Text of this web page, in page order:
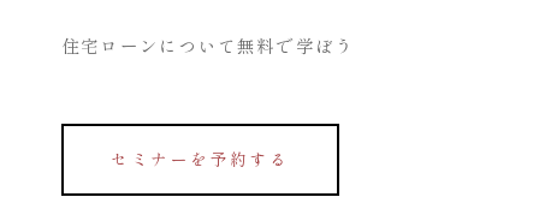
住宅ローンについて無料で学ぼう
セミナーを予約する